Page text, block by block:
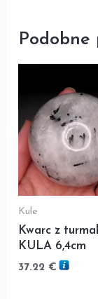
Kule
Kwarc z
KULA 6,4cm
37.22 €